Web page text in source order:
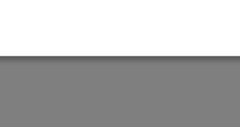
o atendido, podrá presentar una
71 – 3ª planta - 01008 Vitoria-Gasteiz.
cuestión relacionada con el